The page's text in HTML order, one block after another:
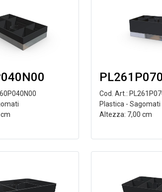
Cod. Art.:
Plastica - Sagomati
Altezza: 7,00 cm